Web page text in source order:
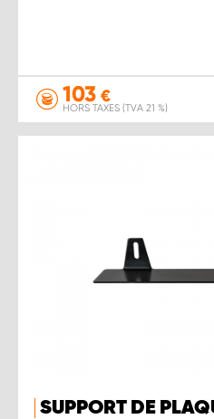
103 €
HORS TAXES (TVA 21 %)
SUPPORT DE